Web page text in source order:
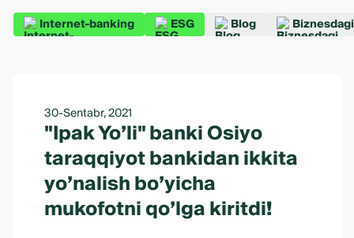
Internet-banking ESG Blog
30-Sentabr, 2021
"Ipak Yoʼli" banki Osiyo
taraqqiyot bankidan ikkita
yoʼnalish boʼyicha
mukofotni qoʼlga kiritdi!